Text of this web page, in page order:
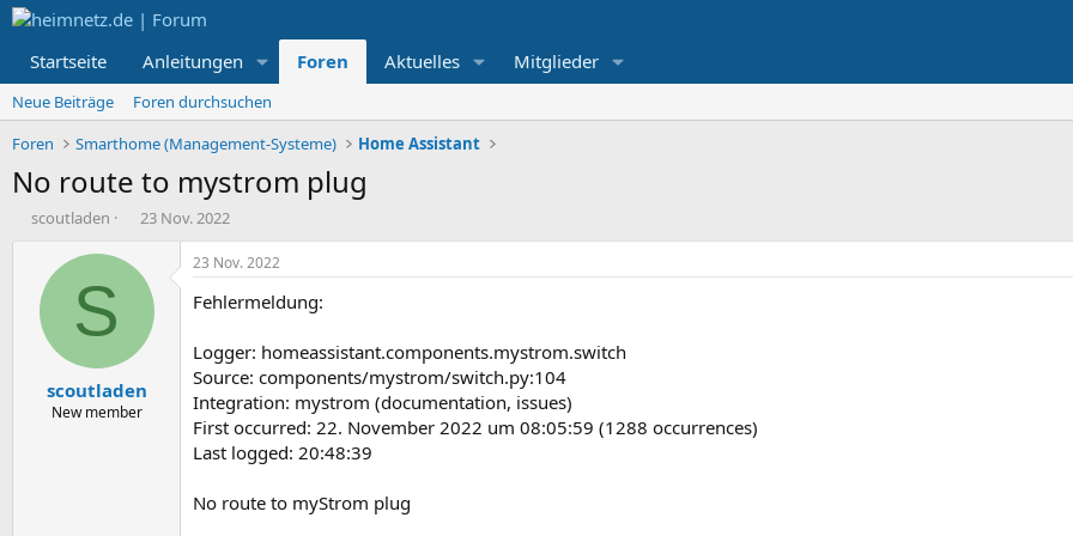
Startseite Anleitungen Foren Aktuelles Mitglieder
Neue Beiträge
Foren durchsuchen
Foren
Smarthome (Management-Systeme) Home Assistant
No route to mystrom plug
E
scoutladen
E
t
l
a
m
23 Nov. 2022
S
scoutladen
New member
23 Nov. 2022
Fehlermeldung:
Logger: homeassistant.components.mystrom.switch
Source: components/mystrom/switch.py:104
Integration: mystrom (documentation, issues)
First occurred: 22. November 2022 um 08:05:59 (1288 occurrences)
Last logged: 20:48:39
No route to myStrom plug